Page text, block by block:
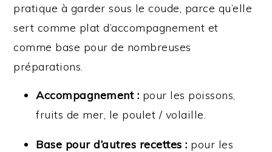
pratique à garder sous le coude, parce qu’elle
sert comme plat d’accompagnement et
comme base pour de nombreuses
préparations.
Accompagnement : pour les poissons,
fruits de mer, le poulet / volaille.
Base pour d‘autres recettes : pour les